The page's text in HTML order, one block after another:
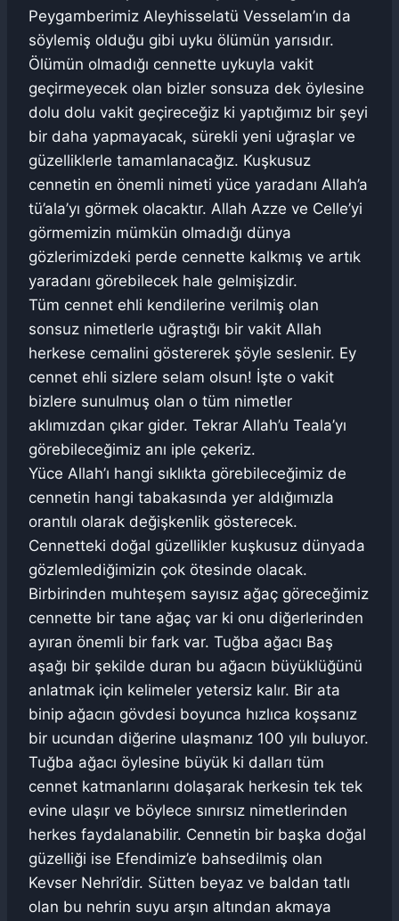
Peygamberimiz Aleyhisselatü Vesselam’ın da
söylemiş olduğu gibi uyku ölümün yarısıdır.
Ölümün olmadığı cennette uykuyla vakit
geçirmeyecek olan bizler sonsuza dek öylesine
dolu dolu vakit geçireceğiz ki yaptığımız bir şeyi
bir daha yapmayacak, sürekli yeni uğraşlar ve
güzelliklerle tamamlanacağız. Kuşkusuz
cennetin en önemli nimeti yüce yaradanı Allah’a
tü’ala’yı görmek olacaktır. Allah Azze ve Celle’yi
görmemizin mümkün olmadığı dünya
gözlerimizdeki perde cennette kalkmış ve artık
yaradanı görebilecek hale gelmişizdir.
Tüm cennet ehli kendilerine verilmiş olan
sonsuz nimetlerle uğraştığı bir vakit Allah
herkese cemalini göstererek şöyle seslenir. Ey
cennet ehli sizlere selam olsun! İşte o vakit
bizlere sunulmuş olan o tüm nimetler
aklımızdan çıkar gider. Tekrar Allah’u Teala’yı
görebileceğimiz anı iple çekeriz.
Yüce Allah’ı hangi sıklıkta görebileceğimiz de
cennetin hangi tabakasında yer aldığımızla
orantılı olarak değişkenlik gösterecek.
Cennetteki doğal güzellikler kuşkusuz dünyada
gözlemlediğimizin çok ötesinde olacak.
Birbirinden muhteşem sayısız ağaç göreceğimiz
cennette bir tane ağaç var ki onu diğerlerinden
ayıran önemli bir fark var. Tuğba ağacı Baş
aşağı bir şekilde duran bu ağacın büyüklüğünü
anlatmak için kelimeler yetersiz kalır. Bir ata
binip ağacın gövdesi boyunca hızlıca koşsanız
bir ucundan diğerine ulaşmanız 100 yılı buluyor.
Tuğba ağacı öylesine büyük ki dalları tüm
cennet katmanlarını dolaşarak herkesin tek tek
evine ulaşır ve böylece sınırsız nimetlerinden
herkes faydalanabilir. Cennetin bir başka doğal
güzelliği ise Efendimiz’e bahsedilmiş olan
Kevser Nehri’dir. Sütten beyaz ve baldan tatlı
olan bu nehrin suyu arşın altından akmaya